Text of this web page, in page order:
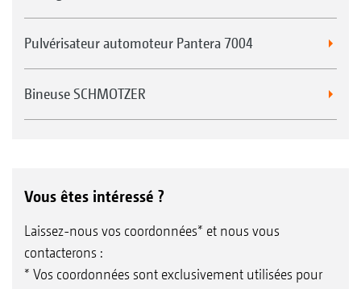
Pulvérisateur automoteur Pantera 7004
Bineuse SCHMOTZER
Vous êtes intéressé ?
Laissez-nous vos coordonnées* et nous vous
contacterons :
* Vos coordonnées sont exclusivement utilisées pour